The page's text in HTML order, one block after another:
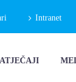
Intranet